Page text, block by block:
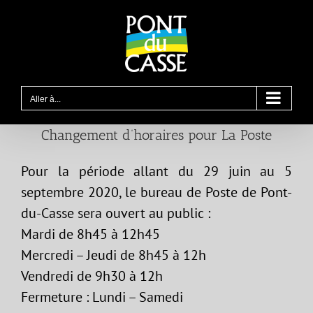
Aller à...
Changement d’horaires pour La Poste
Pour la période allant du 29 juin au 5
septembre 2020, le bureau de Poste de Pont-
du-Casse sera ouvert au public :
Mardi de 8h45 à 12h45
Mercredi – Jeudi de 8h45 à 12h
Vendredi de 9h30 à 12h
Fermeture : Lundi – Samedi